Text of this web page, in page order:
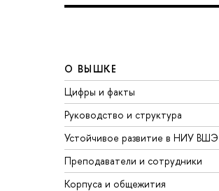
О ВЫШКЕ
Цифры и факты
Руководство и структура
Устойчивое развитие в НИУ ВШЭ
Преподаватели и сотрудники
Корпуса и общежития